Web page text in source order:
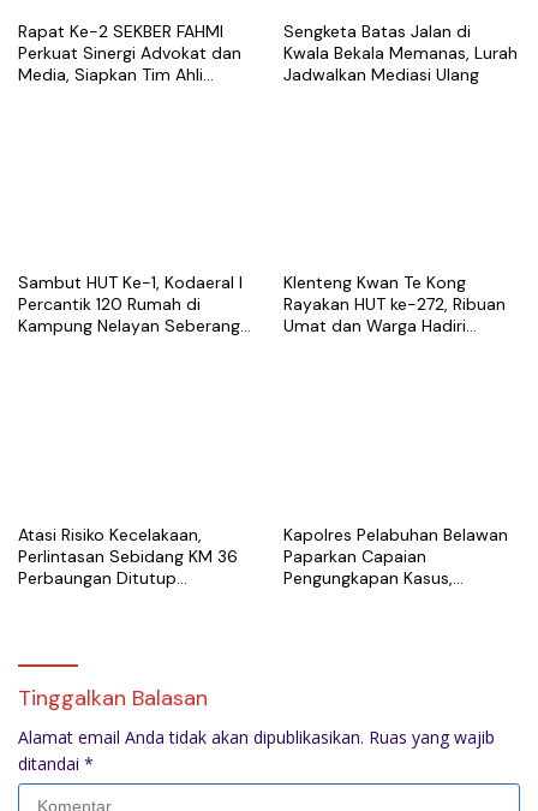
Rapat Ke-2 SEKBER FAHMI
Perkuat Sinergi Advokat dan
Media, Siapkan Tim Ahli
Sengketa Batas Jalan di
Kwala Bekala Memanas, Lurah
Jadwalkan Mediasi Ulang
Sambut HUT Ke-1, Kodaeral I
Percantik 120 Rumah di
Kampung Nelayan Seberang
Klenteng Kwan Te Kong
Rayakan HUT ke-272, Ribuan
Umat dan Warga Hadiri
Atasi Risiko Kecelakaan,
Perlintasan Sebidang KM 36
Perbaungan Ditutup
Kapolres Pelabuhan Belawan
Paparkan Capaian
Pengungkapan Kasus,
Tinggalkan Balasan
Alamat email Anda tidak akan dipublikasikan. Ruas yang wajib
ditandai *